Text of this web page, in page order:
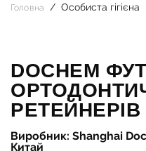
Головна Особиста гігієна
DOCHEM
РЕТЕЙНЕРІВ
Виробник: Shanghai
Китай